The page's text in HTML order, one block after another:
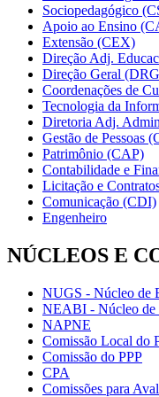
Sociopedagógico
Apoio ao Ensino
Extensão (CEX)
Direção Adj.
Direção Geral
Coordenações de
Tecnologia da
Diretoria Adj.
Gestão de Pessoas
Patrimônio (CAP)
Contabilidade e
Licitação e
Comunicação (CDI)
Engenheiro
NÚCLEOS E
NUGS - Núcleo de
NEABI - Núcleo de
NAPNE
Comissão Local do
Comissão do PPP
CPA
Comissões para